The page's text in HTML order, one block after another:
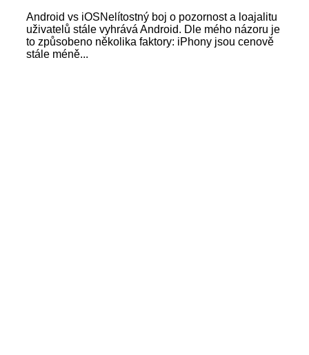
Android vs iOSNelítostný boj o pozornost a loajalitu
uživatelů stále vyhrává Android. Dle mého názoru je
to způsobeno několika faktory: iPhony jsou cenově
stále méně...